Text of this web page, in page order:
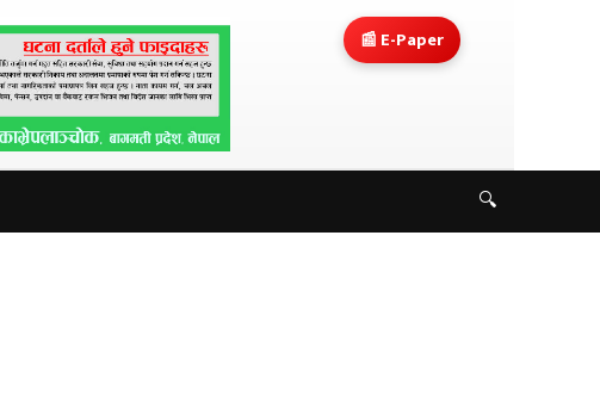
📰 E-Paper
🔍